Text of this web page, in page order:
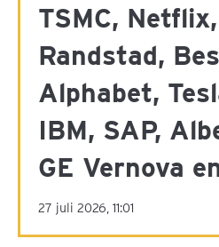
TSMC,
Randstad,
Alphabet,
IBM, SAP,
GE Vernova
27 juli 2026, 11:01